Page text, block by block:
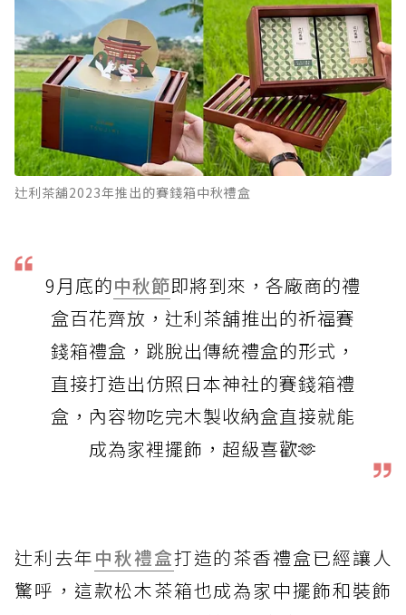
辻利茶舖2023年推出的賽錢箱中秋禮盒
9月底的中秋節即將到來，各廠商的禮
盒百花齊放，辻利茶舖推出的祈福賽
錢箱禮盒，跳脫出傳統禮盒的形式，
直接打造出仿照日本神社的賽錢箱禮
盒，內容物吃完木製收納盒直接就能
成為家裡擺飾，超級喜歡🫶
辻利去年中秋禮盒打造的茶香禮盒已經讓人
驚呼，這款松木茶箱也成為家中擺飾和裝飾